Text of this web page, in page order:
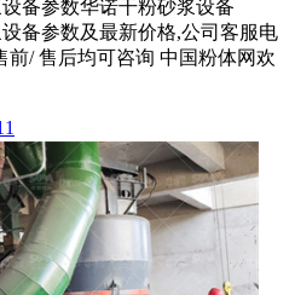
备参数华诺干粉砂浆设备
备参数及最新价格,公司客服电
前/ 售后均可咨询 中国粉体网欢